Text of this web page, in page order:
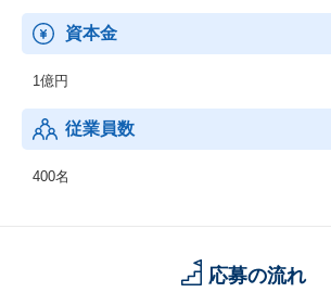
チェックを指示するだけで、必要な情報が瞬時
め、
りました。
資本金
1億円
従業員数
400名
応募の流れ